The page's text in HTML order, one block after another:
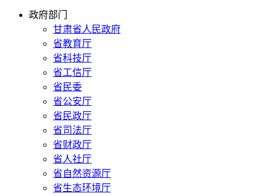
政府部门
甘肃省人民政府
省教育厅
省科技厅
省工信厅
省民委
省公安厅
省民政厅
省司法厅
省财政厅
省人社厅
省自然资源厅
省生态环境厅